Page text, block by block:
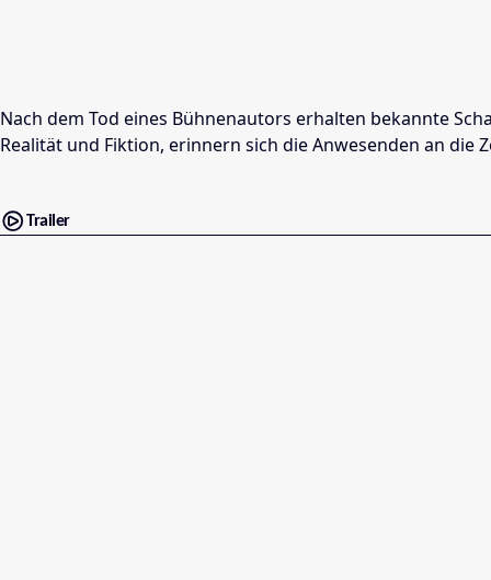
Nach dem Tod eines Bühnenautors erhalten bekannte
Realität und Fiktion, erinnern sich die Anwesenden an die
Trailer